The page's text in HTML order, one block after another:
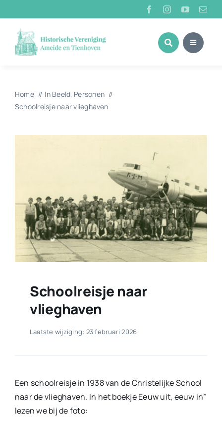
naar
inhoud
Home In Beeld Personen
Schoolreisje naar vlieghaven
Schoolreisje naar
vlieghaven
Laatste wijziging: 23 februari 2026
Een schoolreisje in 1938 van de Christelijke School
naar de vlieghaven. In het boekje Eeuw uit, eeuw in”
lezen we bij de foto: